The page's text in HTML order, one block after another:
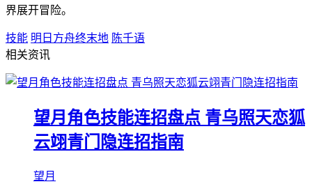
界展开冒险。
技能 明日方舟终末地 陈千语
相关资讯
望月角色技能连招盘点 青乌照天恋狐
云翊青门隐连招指南
望月